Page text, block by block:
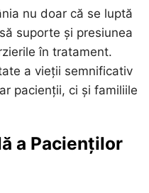
nu doar că se luptă
suporte și presiunea
în tratament.
a vieții semnificativ
pacienții, ci și familiile
a Pacienților